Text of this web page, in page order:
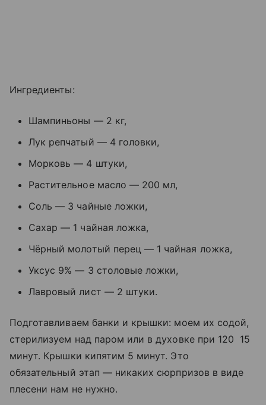
Ингредиенты:
Шампиньоны — 2 кг,
Лук репчатый — 4 головки,
Морковь — 4 штуки,
Растительное масло — 200 мл,
Соль — 3 чайные ложки,
Сахар — 1 чайная ложка,
Чёрный молотый перец — 1 чайная ложка,
Уксус 9% — 3 столовые ложки,
Лавровый лист — 2 штуки.
Подготавливаем банки и крышки: моем их содой,
стерилизуем над паром или в духовке при 120 15
минут. Крышки кипятим 5 минут. Это
обязательный этап — никаких сюрпризов в виде
плесени нам не нужно.